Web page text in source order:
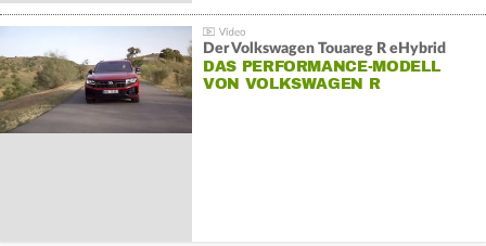
Der Volkswagen Touareg R eHybrid
DAS PERFORMANCE-MODELL
VON VOLKSWAGEN R